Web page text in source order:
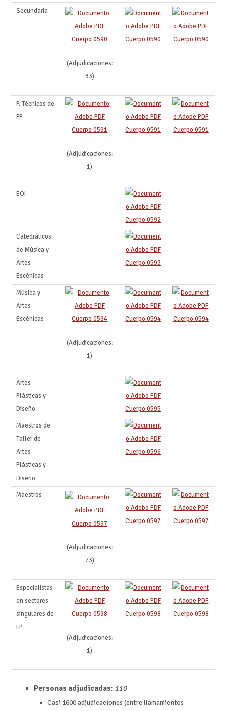
Secundaria
Cuerpo 0590
(Adjudicaciones:
33)
Cuerpo 0590 Cuerpo 0590
P. Técnicos de
FP
Cuerpo 0591
(Adjudicaciones:
1)
Cuerpo 0591 Cuerpo 0591
EOI
Cuerpo 0592
Catedráticos
de Música y
Artes
Escénicas
Cuerpo 0593
Música y
Artes
Escénicas
Cuerpo 0594
(Adjudicaciones:
1)
Cuerpo 0594 Cuerpo 0594
Artes
Plásticas y
Diseño
Cuerpo 0595
Maestros de
Taller de
Artes
Plásticas y
Diseño
Cuerpo 0596
Maestros
Cuerpo 0597
(Adjudicaciones:
73)
Cuerpo 0597 Cuerpo 0597
Especialistas
en sectores
singulares de
FP
Cuerpo 0598
(Adjudicaciones:
1)
Cuerpo 0598 Cuerpo 0598
Personas adjudicadas:110
Casi 1600 adjudicaciones (entre llamamientos